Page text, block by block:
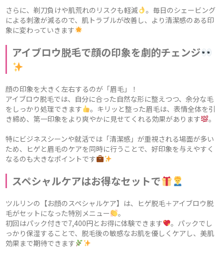
さらに、剃刀負けや肌荒れのリスクも軽減
。毎日のシェービング
による刺激が減るので、肌トラブルが改善し、より清潔感のある印
象に変わっていきます
アイブロウ脱毛で顔の印象を劇的チェンジ
顔の印象を大きく左右するのが「眉毛」！
アイブロウ脱毛では、自分に合った自然な形に整えつつ、余分な毛
をしっかり処理できます
。キリッと整った眉毛は、表情全体を引
き締め、第一印象をより爽やかに見せてくれる効果があります
。
特にビジネスシーンや就活では「清潔感」が重視される場面が多い
ため、ヒゲと眉毛のケアを同時に行うことで、好印象を与えやすく
なるのも大きなポイントです
スペシャルケアはお得なセットで
ツルリンの【お顔のスペシャルケア】は、ヒゲ脱毛＋アイブロウ脱
毛がセットになった特別メニュー
。
初回はパック付きで7,400円とお得に体験できます
。パックでし
っかり保湿することで、脱毛後の敏感なお肌を優しくケアし、美肌
効果まで期待できます